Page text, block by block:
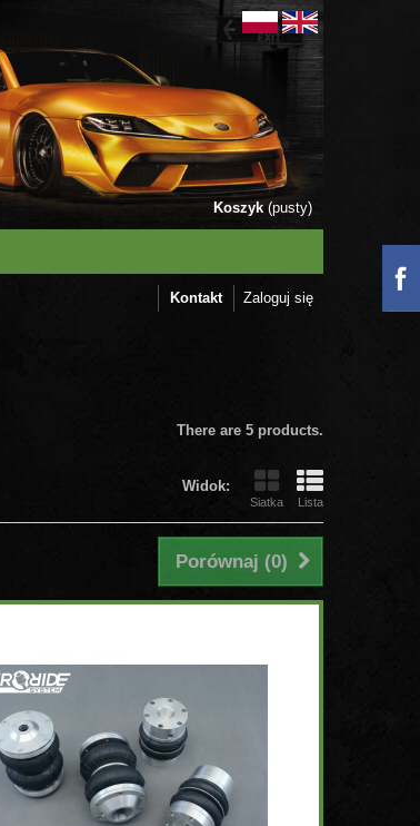
Koszyk (pusty)
Zaloguj się
Kontakt
There are 5 products.
Widok:
Siatka Lista
Porównaj (0)